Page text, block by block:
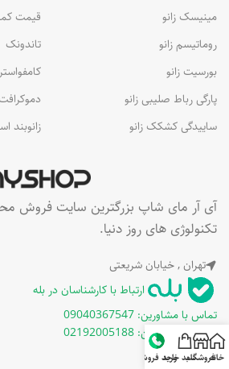
آی آر مای شاپ بزرگترین سایت فروش
تکنولوژی های روز دنیا.
تهران , خیابان شریعتی
ارتباط با کارشناسان در بله
تماس با مشاورین: 09040367547
تماس با مشاورین: 02192005188
قیمت کمر
تاندونک
دموکرافت
زانوبند
مینیسک زانو
روماتیسم زانو
بورسیت زانو
پارگی رباط صلیبی زانو
ساییدگی کشکک زانو
خانهفروشگاهسبد خریدواحد فروش